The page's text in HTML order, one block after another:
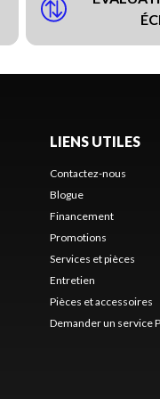
LIENS UTILES
Contactez-nous
Blogue
Financement
Promotions
Services et pièces
Entretien
Pièces et accessoires
Demander un service